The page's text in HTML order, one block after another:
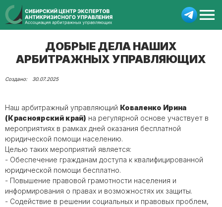
ДОБРЫЕ ДЕЛА НАШИХ
АРБИТРАЖНЫХ УПРАВЛЯЮЩИХ
30.07.2025
Наш арбитражный управляющий Коваленко Ирина
(Красноярский край) на регулярной основе участвует в
мероприятиях в рамках дней оказания бесплатной
юридической помощи населению.
Целью таких мероприятий является:
- Обеспечение гражданам доступа к квалифицированной
юридической помощи бесплатно.
- Повышение правовой грамотности населения и
информирования о правах и возможностях их защиты.
- Содействие в решении социальных и правовых проблем,